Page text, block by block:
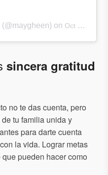
(@maygheen) on Oct 3, 2017 at 9:49am PDT
sincera gratitud
no te das cuenta, pero
tu familia unida y
para darte cuenta
la vida. Lograr metas
pueden hacer como